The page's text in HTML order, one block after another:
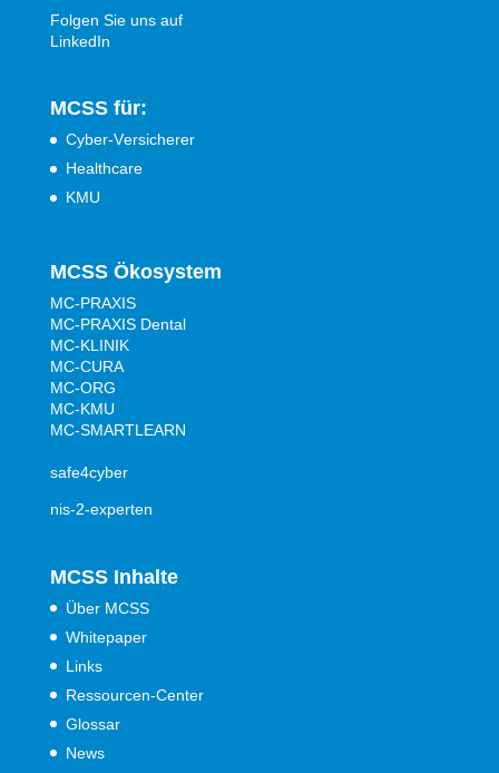
Folgen Sie uns auf
LinkedIn
MCSS für:
Cyber-Versicherer
Healthcare
KMU
MCSS Ökosystem
MC-PRAXIS
MC-PRAXIS Dental
MC-KLINIK
MC-CURA
MC-ORG
MC-KMU
MC-SMARTLEARN
safe4cyber
nis-2-experten
MCSS Inhalte
Über MCSS
Whitepaper
Links
Ressourcen-Center
Glossar
News